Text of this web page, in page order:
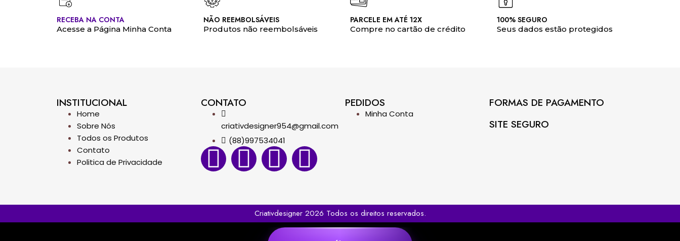
RECEBA NA CONTA
Acesse a Página Minha Conta
NÃO REEMBOLSÁVEIS
Produtos não reembolsáveis
PARCELE EM ATÉ 12X
Compre no cartão de crédito
100% SEGURO
Seus dados estão protegidos
INSTITUCIONAL
Home
Sobre Nós
Todos os Produtos
Contato
Politica de Privacidade
CONTATO
criativdesigner954@gmail.com
(88)997534041
PEDIDOS
Minha Conta
FORMAS DE PAGAMENTO
SITE SEGURO
Criativdesigner 2026 Todos os direitos reservados.